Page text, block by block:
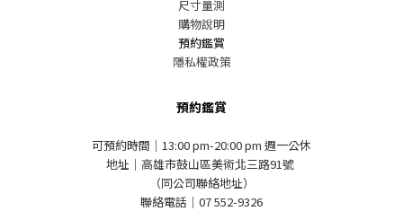
尺寸量測
購物說明
預約鑑賞
隱私權政策
預約鑑賞
可預約時間｜13:00 pm-20:00 pm 週一公休
地址｜高雄市鼓山區美術北三路91號
（同公司聯絡地址）
聯絡電話｜07 552-9326